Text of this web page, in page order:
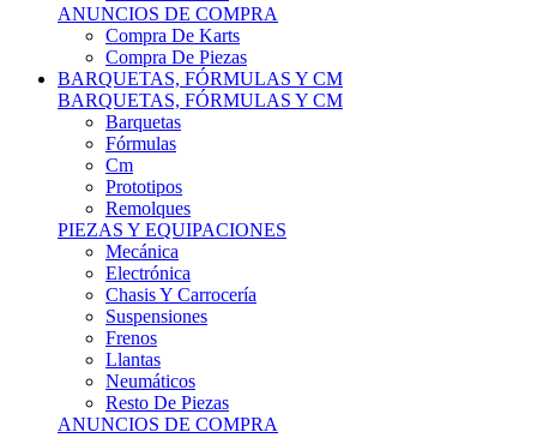
Compra De Karts
Compra De Piezas
BARQUETAS, FÓRMULAS Y CM
BARQUETAS, FÓRMULAS Y CM
Barquetas
Fórmulas
Cm
Prototipos
Remolques
PIEZAS Y EQUIPACIONES
Mecánica
Electrónica
Chasis Y Carrocería
Suspensiones
Frenos
Llantas
Neumáticos
Resto De Piezas
ANUNCIOS DE COMPRA
Compra Vehículos